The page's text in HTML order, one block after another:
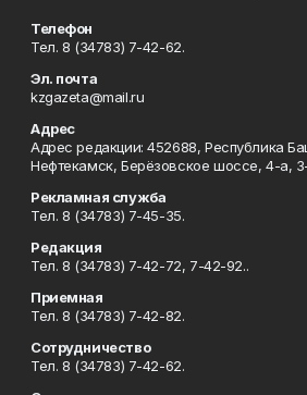
Телефон
Тел. 8 (34783) 7-42-62.
Эл. почта
kzgazeta@mail.ru
Адрес
Адрес редакции: 452688, Республика
Нефтекамск, Берёзовское шоссе, 4-а,
Рекламная служба
Тел. 8 (34783) 7-45-35.
Редакция
Тел. 8 (34783) 7-42-72, 7-42-92..
Приемная
Тел. 8 (34783) 7-42-82.
Сотрудничество
Тел. 8 (34783) 7-42-62.